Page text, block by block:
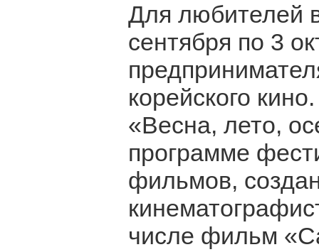
Для любителей
сентября по 3
корейского
«Весна, лето,
программе
фильмов,
числе фильм